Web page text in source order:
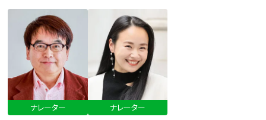
ナレーター ナレーター